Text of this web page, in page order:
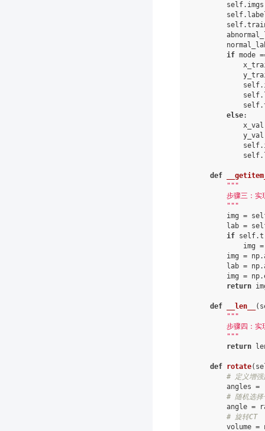
self. imgs
self.
self.
if mode
self.
self.
self.
else:
x_val
y_val
self.
self.
def
"""
步骤三：实
        """
img =
lab =
if self.
img =
img = np.
lab = np.
img = np.
return
def __len__ (
"""
步骤四：实
        """
return
def rotate(
# 定义增强
angles =
# 随机选择
angle =
# 旋转CT
volume =